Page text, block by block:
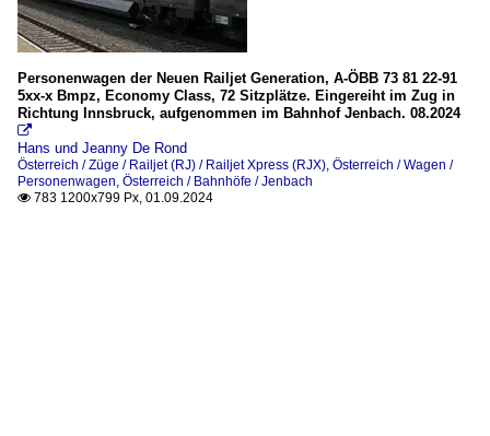
Personenwagen der Neuen Railjet Generation, A-ÖBB 73 81 22-91
5xx-x Bmpz, Economy Class, 72 Sitzplätze. Eingereiht im Zug in
Richtung Innsbruck, aufgenommen im Bahnhof Jenbach. 08.2024

Hans und Jeanny De Rond
Österreich / Züge / Railjet (RJ) / Railjet Xpress (RJX) Österreich / Wagen /
Personenwagen Österreich / Bahnhöfe / Jenbach
 783 1200x799 Px, 01.09.2024